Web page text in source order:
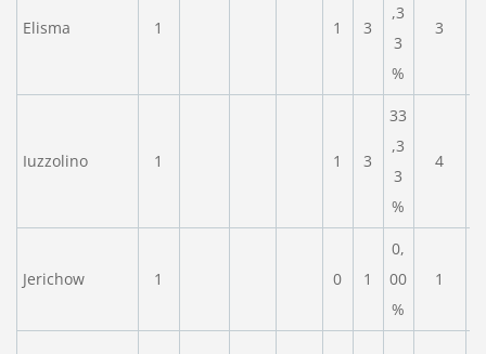
Elisma 1 1 3
,3
3
%
3
Iuzzolino 1 1 3
33
,3
3
%
4
Jerichow 1 0 1
0,
00
%
1